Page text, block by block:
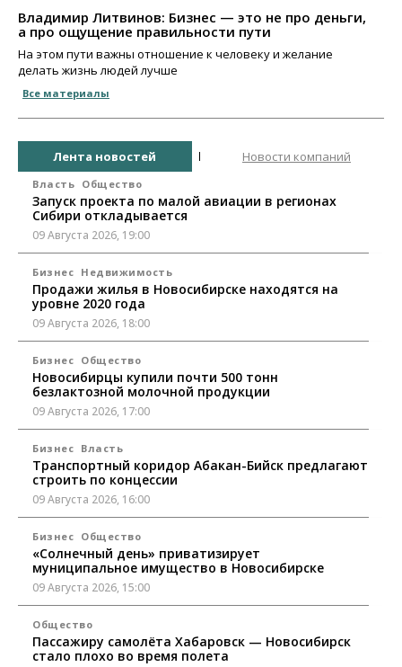
Владимир Литвинов: Бизнес — это не про деньги,
а про ощущение правильности пути
На этом пути важны отношение к человеку и желание
делать жизнь людей лучше
Все материалы
Лента новостей Новости компаний
Власть Общество
Запуск проекта по малой авиации в регионах
Сибири откладывается
09 Августа 2026, 19:00
Бизнес Недвижимость
Продажи жилья в Новосибирске находятся на
уровне 2020 года
09 Августа 2026, 18:00
Бизнес Общество
Новосибирцы купили почти 500 тонн
безлактозной молочной продукции
09 Августа 2026, 17:00
Бизнес Власть
Транспортный коридор Абакан-Бийск предлагают
строить по концессии
09 Августа 2026, 16:00
Бизнес Общество
«Солнечный день» приватизирует
муниципальное имущество в Новосибирске
09 Августа 2026, 15:00
Общество
Пассажиру самолёта Хабаровск — Новосибирск
стало плохо во время полета